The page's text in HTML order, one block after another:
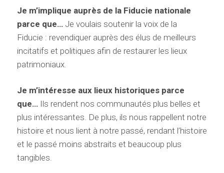
Je m’implique auprès de la Fiducie nationale
parce que… Je voulais soutenir la voix de la
Fiducie : revendiquer auprès des élus de meilleurs
incitatifs et politiques afin de restaurer les lieux
patrimoniaux.
Je m’intéresse aux lieux historiques parce
que… Ils rendent nos communautés plus belles et
plus intéressantes. De plus, ils nous rappellent notre
histoire et nous lient à notre passé, rendant l’histoire
et le passé moins abstraits et beaucoup plus
tangibles.